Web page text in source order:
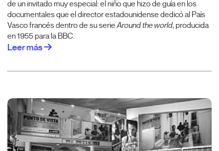
de un invitado muy especial: el niño que hizo de guía en los
documentales que el director estadounidense dedicó al País
Vasco francés dentro de su serieAround the world, producida
en 1955 para la BBC.
Leer más